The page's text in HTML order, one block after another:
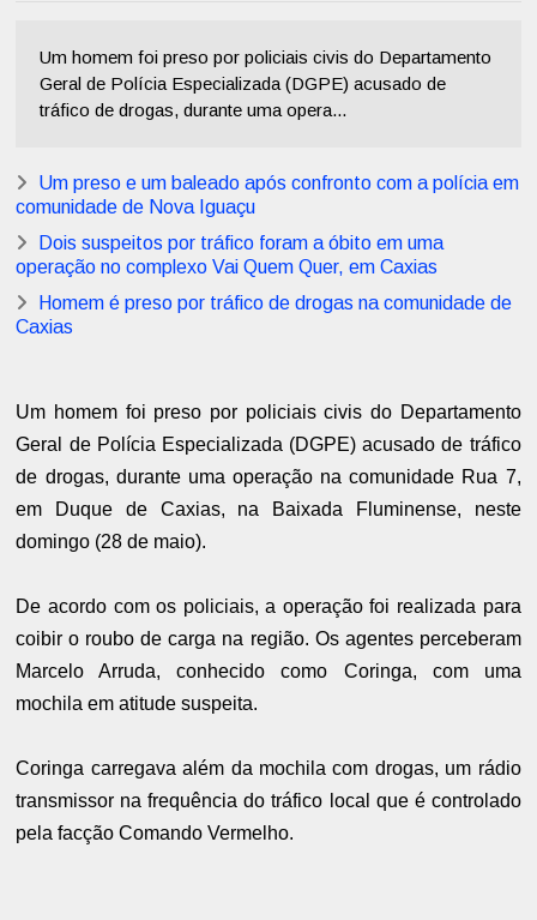
Um homem foi preso por policiais civis do Departamento
Geral de Polícia Especializada (DGPE) acusado de
tráfico de drogas, durante uma opera...
Um preso e um baleado após confronto com a polícia em
comunidade de Nova Iguaçu
Dois suspeitos por tráfico foram a óbito em uma
operação no complexo Vai Quem Quer, em Caxias
Homem é preso por tráfico de drogas na comunidade de
Caxias
Um homem foi preso por policiais civis do Departamento
Geral de Polícia Especializada (DGPE) acusado de tráfico
de drogas, durante uma operação na comunidade Rua 7,
em Duque de Caxias, na Baixada Fluminense, neste
domingo (28 de maio).
De acordo com os policiais, a operação foi realizada para
coibir o roubo de carga na região. Os agentes perceberam
Marcelo Arruda, conhecido como Coringa, com uma
mochila em atitude suspeita.
Coringa carregava além da mochila com drogas, um rádio
transmissor na frequência do tráfico local que é controlado
pela facção Comando Vermelho.